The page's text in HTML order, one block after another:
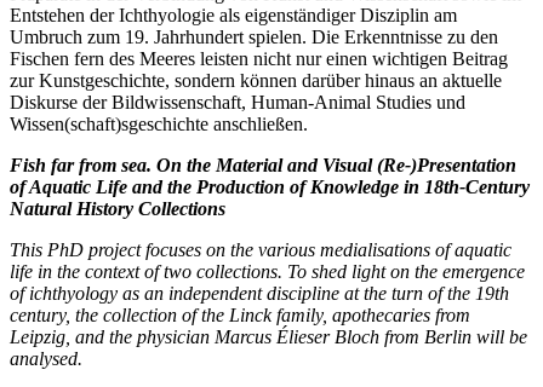
Entstehen der Ichthyologie als eigenständiger Disziplin am
Umbruch zum 19. Jahrhundert spielen. Die Erkenntnisse zu den
Fischen fern des Meeres leisten nicht nur einen wichtigen Beitrag
zur Kunstgeschichte, sondern können darüber hinaus an aktuelle
Diskurse der Bildwissenschaft, Human-Animal Studies und
Wissen(schaft)sgeschichte anschließen.
Fish far from sea. On the Material and Visual (Re-)Presentation
of Aquatic Life and the Production of Knowledge in 18th-Century
Natural History Collections
This PhD project focuses on the various medialisations of aquatic
life in the context of two collections. To shed light on the emergence
of ichthyology as an independent discipline at the turn of the 19th
century, the collection of the Linck family, apothecaries from
Leipzig, and the physician Marcus Élieser Bloch from Berlin will be
analysed.